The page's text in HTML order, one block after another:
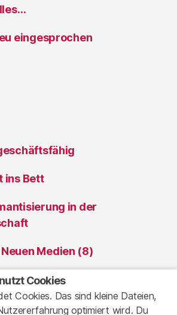
eingesprochen
ins Bett
in der
Medien (8)
Medien (7)
Cookies
Cookies. Das sind kleine Dateien,
optimiert wird. Du